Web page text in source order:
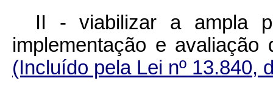
II - viabilizar a ampla
implementação e
(Incluído pela Lei nº 13.840,